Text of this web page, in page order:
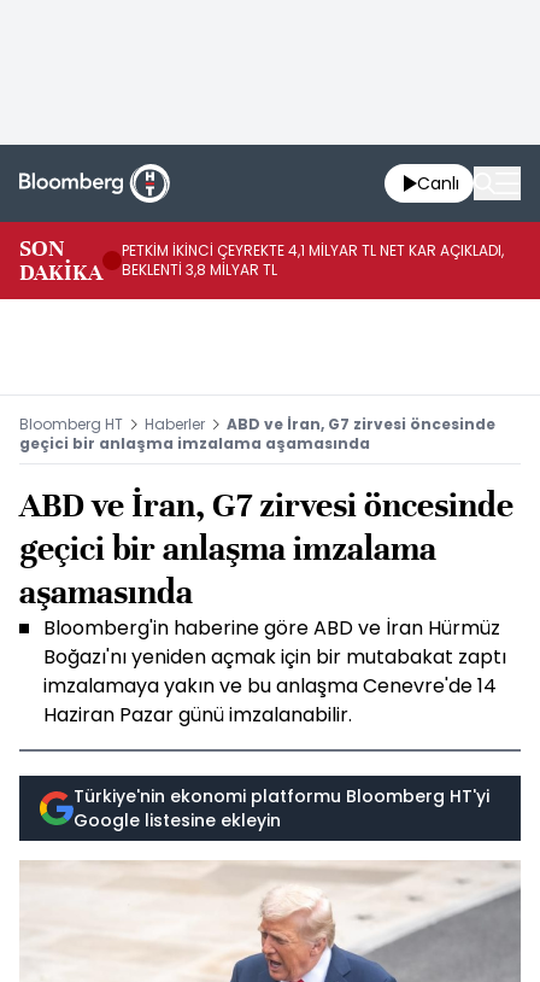
Canlı
SON
DAKİKA
PETKİM İKİNCİ ÇEYREKTE 4,1 MİLYAR TL NET KAR AÇIKLADI,
BEKLENTİ 3,8 MİLYAR TL
Bloomberg HT Haberler
ABD ve İran, G7 zirvesi öncesinde
geçici bir anlaşma imzalama aşamasında
ABD ve İran, G7 zirvesi öncesinde
geçici bir anlaşma imzalama
aşamasında
Bloomberg'in haberine göre ABD ve İran Hürmüz
Boğazı'nı yeniden açmak için bir mutabakat zaptı
imzalamaya yakın ve bu anlaşma Cenevre'de 14
Haziran Pazar günü imzalanabilir.
Türkiye'nin ekonomi platformu Bloomberg HT'yi
Google listesine ekleyin